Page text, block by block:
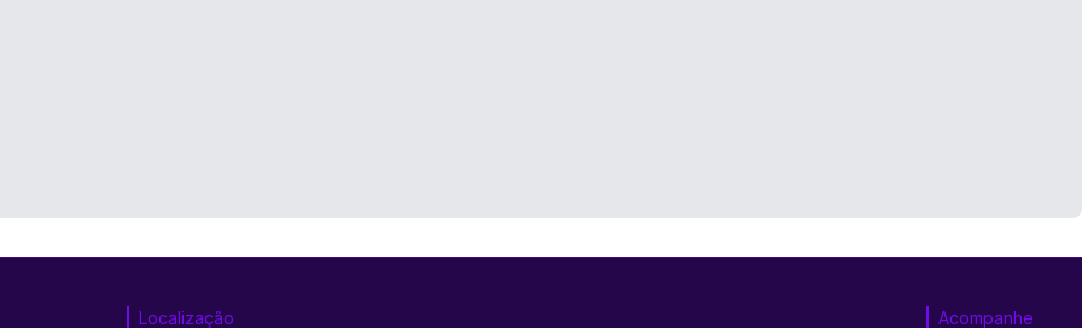
Localização Acompanhe